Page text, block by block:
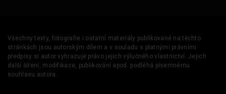
Všechny texty, fotografie i ostatní materiály publikované na těchto
stránkách jsou autorským dílem a v souladu s platnými právními
předpisy si autor vyhrazuje právo jejich výlučného vlastnictví. Jejich
další šíření, modifikace, publikování apod. podléhá písemnému
souhlasu autora.